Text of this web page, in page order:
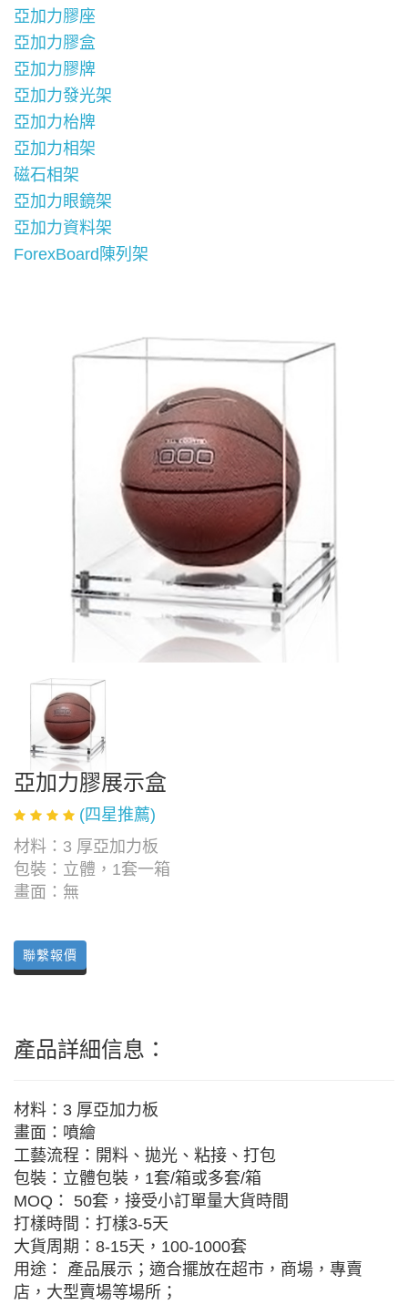
亞加力膠座
亞加力膠盒
亞加力膠牌
亞加力發光架
亞加力枱牌
亞加力相架
磁石相架
亞加力眼鏡架
亞加力資料架
ForexBoard陳列架
亞加力膠展示盒
(四星推薦)
材料：3 厚亞加力板
包裝：立體，1套一箱
畫面：無
聯繫報價
產品詳細信息：
材料：3 厚亞加力板
畫面：噴繪
工藝流程：開料、拋光、粘接、打包
包裝：立體包裝，1套/箱或多套/箱
MOQ： 50套，接受小訂單量大貨時間
打樣時間：打樣3-5天
大貨周期：8-15天，100-1000套
用途： 產品展示；適合擺放在超市，商場，專賣
店，大型賣場等場所；